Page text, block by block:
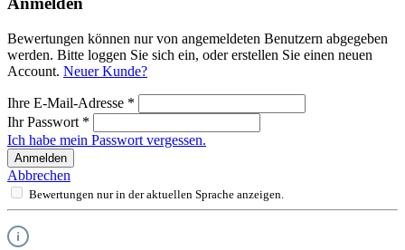
Bewertungen können nur von angemeldeten Benutzern abgegeben
werden. Bitte loggen Sie sich ein, oder erstellen Sie einen neuen
Account. Neuer Kunde?
Ihre E-Mail-Adresse *
Ihr Passwort *
Ich habe mein Passwort vergessen.
Anmelden
Abbrechen
Bewertungen nur in der aktuellen Sprache anzeigen.